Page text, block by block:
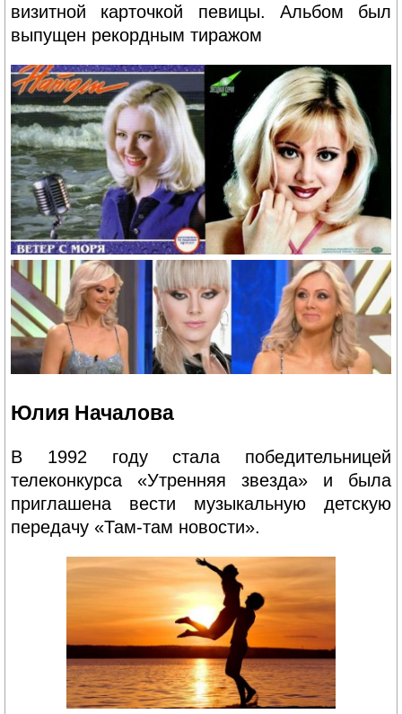
визитной карточкой певицы. Альбом был
выпущен рекордным тиражом
Юлия Началова
В 1992 году стала победительницей
телеконкурса «Утренняя звезда» и была
приглашена вести музыкальную детскую
передачу «Там-там новости».